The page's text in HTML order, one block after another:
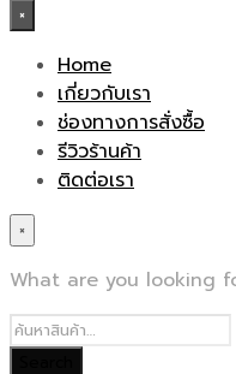
×
Home
เกี่ยวกับเรา
ช่องทางการสั่งซื้อ
รีวิวร้านค้า
ติดต่อเรา
×
What are you looking